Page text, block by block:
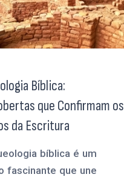
Bíblica:
que Confirmam os
da Escritura
bíblica é um
fascinante que une